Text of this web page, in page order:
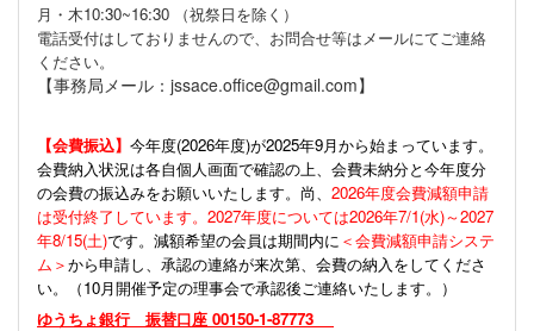
月・木10:30~16:30 （祝祭日を除く）
電話受付はしておりませんので、お問合せ等はメールにてご連絡
ください。
【事務局メール：jssace.office@gmail.com】
【会費振込】 今年度(2026年度)が2025年9月から始まっています。
会費納入状況は各自個人画面で確認の上、会費未納分と今年度分
の会費の振込みをお願いいたします。尚、 2026年度会費減額申請
は受付終了しています。2027年度については2026年7/1(水)～2027
年8/15(土)です。減額希望の会員は期間内に ＜会費減額申請システ
ム＞から申請し、承認の連絡が来次第、会費の納入をしてくださ
い。（10月開催予定の理事会で承認後ご連絡いたします。）
ゆうちょ銀行 振替口座 00150-1-87773